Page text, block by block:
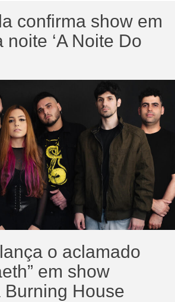
confirma show em
‘A Noite Do
o aclamado
em show
House